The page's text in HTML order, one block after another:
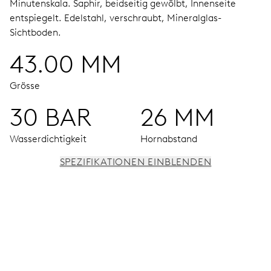
Minutenskala. Saphir, beidseitig gewölbt, Innenseite
entspiegelt. Edelstahl, verschraubt, Mineralglas-
Sichtboden.
43.00 MM
Grösse
30 BAR
Wasserdichtigkeit
26 MM
Hornabstand
SPEZIFIKATIONEN EINBLENDEN